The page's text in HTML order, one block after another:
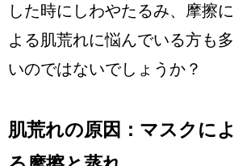
した時にしわやたるみ、摩擦に
よる肌荒れに悩んでいる方も多
いのではないでしょうか？
肌荒れの原因：マスクによ